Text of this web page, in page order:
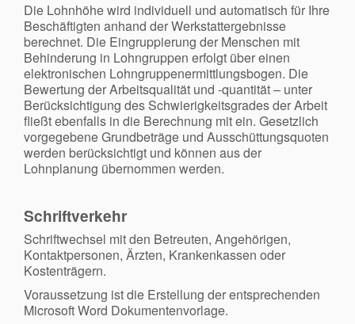
Die Lohnhöhe wird individuell und automatisch für Ihre
Beschäftigten anhand der Werkstattergebnisse
berechnet. Die Eingruppierung der Menschen mit
Behinderung in Lohngruppen erfolgt über einen
elektronischen Lohngruppenermittlungsbogen. Die
Bewertung der Arbeitsqualität und -quantität – unter
Berücksichtigung des Schwierigkeitsgrades der Arbeit
fließt ebenfalls in die Berechnung mit ein. Gesetzlich
vorgegebene Grundbeträge und Ausschüttungsquoten
werden berücksichtigt und können aus der
Lohnplanung übernommen werden.
Schriftverkehr
Schriftwechsel mit den Betreuten, Angehörigen,
Kontaktpersonen, Ärzten, Krankenkassen oder
Kostenträgern.
Voraussetzung ist die Erstellung der entsprechenden
Microsoft Word Dokumentenvorlage.